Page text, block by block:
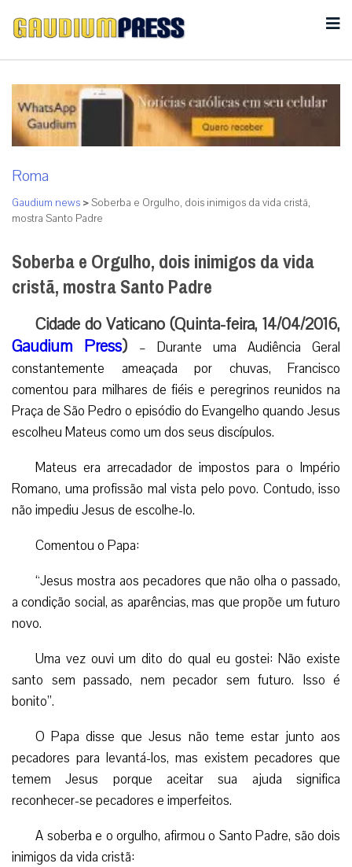
Roma
Gaudium news >Soberba e Orgulho, dois inimigos da vida cristã,
mostra Santo Padre
Soberba e Orgulho, dois inimigos da vida
cristã, mostra Santo Padre
Cidade do Vaticano (Quinta-feira, 14/04/2016,
Gaudium Press)
– Durante uma Audiência Geral
constantemente ameaçada por chuvas, Francisco
comentou para milhares de fiéis e peregrinos reunidos na
Praça de São Pedro o episódio do Evangelho quando Jesus
escolheu Mateus como um dos seus discípulos.
Mateus era arrecadador de impostos para o Império
Romano, uma profissão mal vista pelo povo. Contudo, isso
não impediu Jesus de escolhe-lo.
Comentou o Papa:
“Jesus mostra aos pecadores que não olha o passado,
a condição social, as aparências, mas que propõe um futuro
novo.
Uma vez ouvi um dito do qual eu gostei: Não existe
santo sem passado, nem pecador sem futuro. Isso é
bonito”.
O Papa disse que Jesus não teme estar junto aos
pecadores para levantá-los, mas existem pecadores que
temem Jesus porque aceitar sua ajuda significa
reconhecer-se pecadores e imperfeitos.
A soberba e o orgulho, afirmou o Santo Padre, são dois
inimigos da vida cristã: